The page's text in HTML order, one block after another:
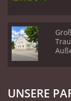
UNSERE